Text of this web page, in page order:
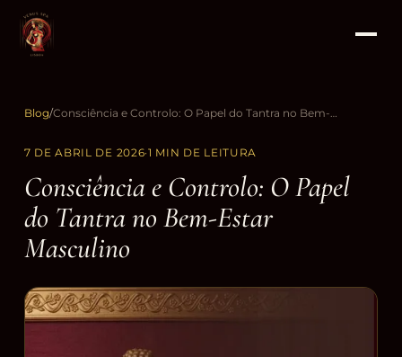
Blog/ Consciência e Controlo: O Papel do Tantra no Bem-Estar Masculino
7 DE ABRIL DE 2026·1 MIN DE LEITURA
Consciência e Controlo: O Papel
do Tantra no Bem-Estar
Masculino